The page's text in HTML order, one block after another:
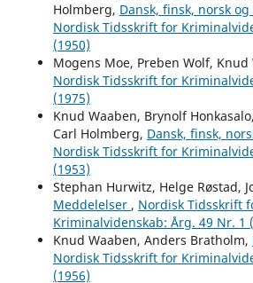
Holmberg, Dansk, finsk, norsk
Nordisk Tidsskrift for
(1950)
Mogens Moe, Preben Wolf, Knud
Nordisk Tidsskrift for
(1975)
Knud Waaben, Brynolf
Carl Holmberg, Dansk, finsk,
Nordisk Tidsskrift for
(1953)
Stephan Hurwitz, Helge Røstad,
Meddelelser , Nordisk Tidsskrift
Kriminalvidenskab: Årg. 49 Nr. 1
Knud Waaben, Anders Bratholm,
Nordisk Tidsskrift for
(1956)